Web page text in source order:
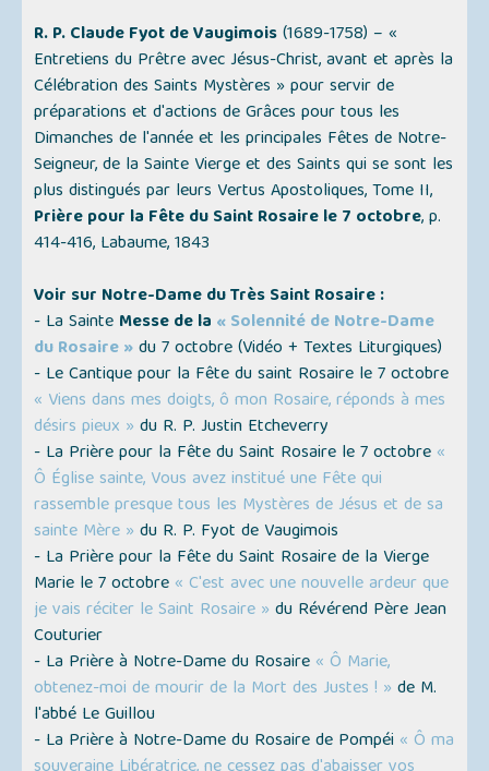
R. P. Claude Fyot de Vaugimois(1689-1758) – «
Entretiens du Prêtre avec Jésus-Christ, avant et après la
Célébration des Saints Mystères » pour servir de
préparations et d'actions de Grâces pour tous les
Dimanches de l'année et les principales Fêtes de Notre-
Seigneur, de la Sainte Vierge et des Saints qui se sont les
plus distingués par leurs Vertus Apostoliques,Tome II,
Prière pour la Fête du Saint Rosaire le 7 octobre, p.
414-416, Labaume, 1843
Voir sur Notre-Dame du Très Saint Rosaire :
- La Sainte Messe de la « Solennité de Notre-Dame
du Rosaire »du 7 octobre (Vidéo + Textes Liturgiques)
- Le Cantique pour la Fête du saint Rosaire le 7 octobre
« Viens dans mes doigts, ô mon Rosaire, réponds à mes
désirs pieux » du R. P. Justin Etcheverry
- La Prière pour la Fête du Saint Rosaire le 7 octobre «
Ô Église sainte, Vous avez institué une Fête qui
rassemble presque tous les Mystères de Jésus et de sa
sainte Mère » du R. P. Fyot de Vaugimois
- La Prière pour la Fête du Saint Rosaire de la Vierge
Marie le 7 octobre « C'est avec une nouvelle ardeur que
je vais réciter le Saint Rosaire » du Révérend Père Jean
Couturier
- La Prière à Notre-Dame du Rosaire « Ô Marie,
obtenez-moi de mourir de la Mort des Justes ! » de M.
l'abbé Le Guillou
- La Prière à Notre-Dame du Rosaire de Pompéi « Ô ma